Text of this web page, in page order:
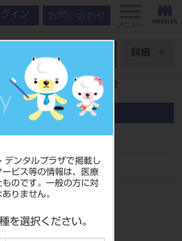
デンタルプラザで掲載し
ービス等の情報は、医療
のです。一般の方に対
りません。
を選択ください。
グイン お問い合わせ
メニュー
詳細
ＡＬ矯正歯科治療 １５１２
歯科治療 １５１２
品目コード